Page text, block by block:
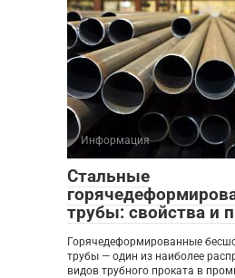
Информация
Стальные
трубы: свойства и
Горячедеформированные
трубы — один из наиболее
видов трубного проката в